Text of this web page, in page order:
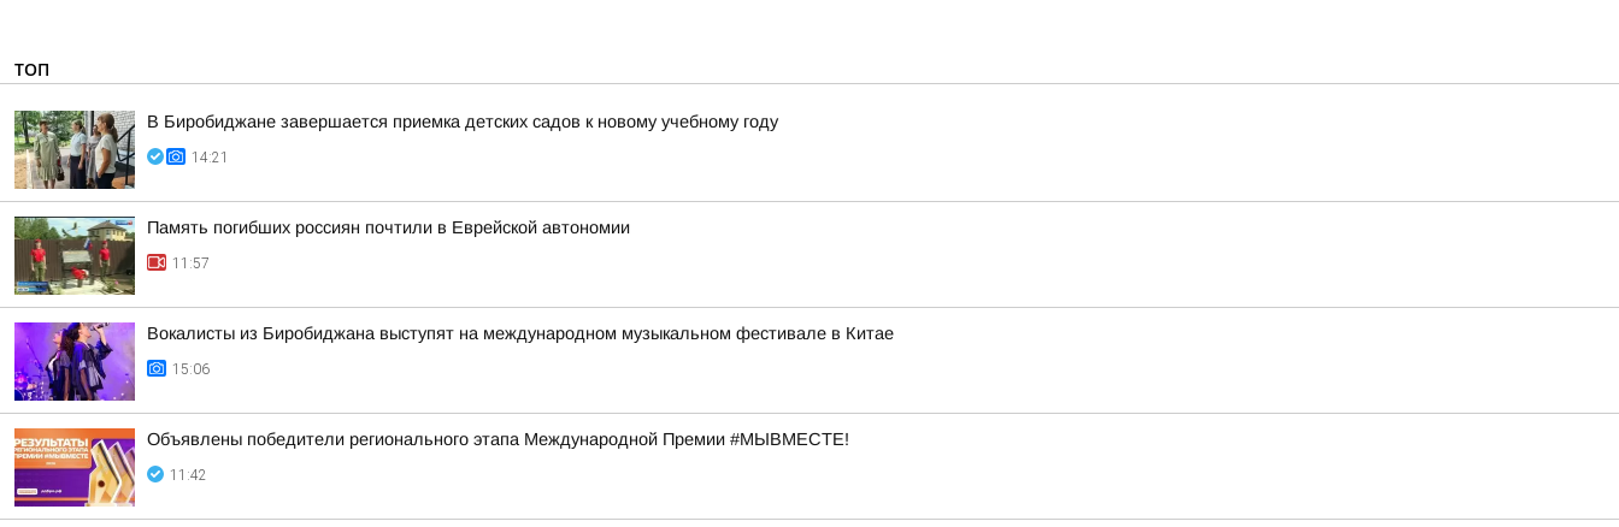
ТОП
В Биробиджане завершается приемка детских садов к новому учебному году
14:21
Память погибших россиян почтили в Еврейской автономии
11:57
Вокалисты из Биробиджана выступят на международном музыкальном фестивале в Китае
15:06
Объявлены победители регионального этапа Международной Премии #МЫВМЕСТЕ!
11:42